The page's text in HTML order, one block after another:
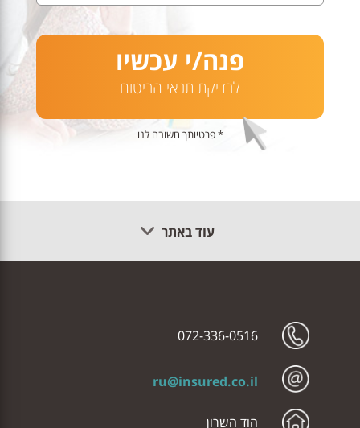
פנה/י עכשיו
לבדיקת תנאי הביטוח
* פרטיותך חשובה לנו
עוד באתר
072-336-0516
ru@insured.co.il
הוד השרון